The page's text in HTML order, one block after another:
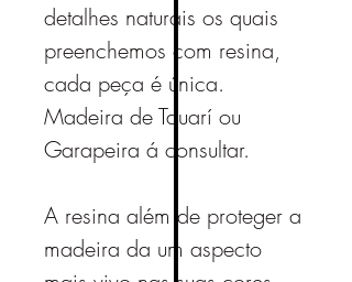
detalhes naturais os quais
preenchemos com resina,
cada peça é única.
Madeira de Tauarí ou
Garapeira á consultar.
A resina além de proteger a
madeira da um aspecto